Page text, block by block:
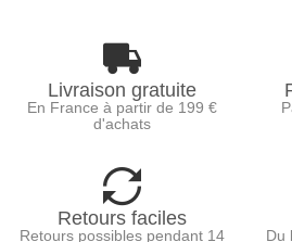
Livraison gratuite
En France à partir de 199 €
d'achats
Retours faciles
Retours possibles pendant 14
Du